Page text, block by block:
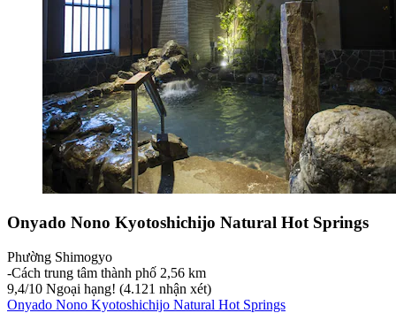
Onyado Nono Kyotoshichijo Natural Hot Springs
Phường Shimogyo
‐Cách trung tâm thành phố 2,56 km
9,4/10 Ngoại hạng! (4.121 nhận xét)
Onyado Nono Kyotoshichijo Natural Hot Springs